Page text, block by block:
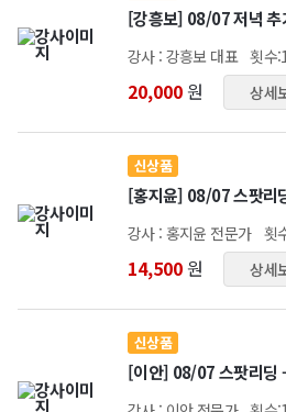
[강흥보] 08/07 저녁 추
강사 : 강흥보 대표 횟수
20,000 원 상세
신상품
[홍지윤] 08/07 스팟리
강사 : 홍지윤 전문가 횟
14,500 원 상세
신상품
[이안] 08/07 스팟리딩